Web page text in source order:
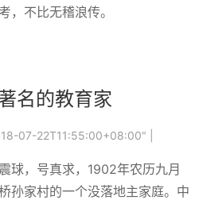
，不比无稽浪传。
名的教育家
07-22T11:55:00+08:00" |
球，号真求，1902年农历九月
孙家村的一个没落地主家庭。中